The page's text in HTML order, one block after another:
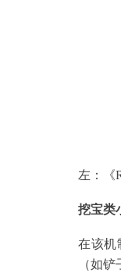
左：《
挖宝类
在该机
（如